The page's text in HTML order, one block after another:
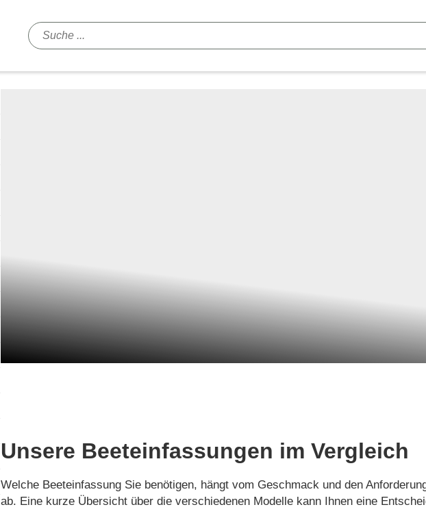
Unsere Beeteinfassungen im Vergleich
Welche Beeteinfassung Sie benötigen, hängt vom Geschmack und den
ab. Eine kurze Übersicht über die verschiedenen Modelle kann Ihnen eine